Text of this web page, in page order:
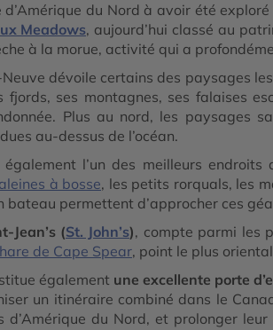
du Nord à avoir été exploré
Meadows, aujourd’hui classé au
à la morue, activité qui a
dévoile certains des paysages
fjords, ses montagnes, ses falaises
Plus au nord, les paysages
au-dessus de l’océan.
également l’un des meilleurs
à bosse, les petits rorquals, les
bateau permettent d’approcher ces
Jean’s (St. John’s), compte parmi les
de Cape Spear, point le plus
également une excellente porte
un itinéraire combiné dans le
d’Amérique du Nord, et prolonger leur